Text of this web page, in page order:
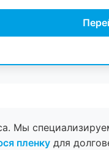
Мы
пленку для